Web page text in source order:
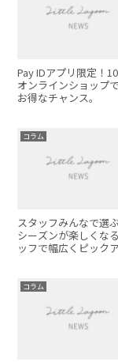
Pay IDアプリ限定！
オンラインショップ
お得なチャンス。
コラム
スタッフみんなで選
シーズンが楽しくな
ッフで幅広くピック
コラム